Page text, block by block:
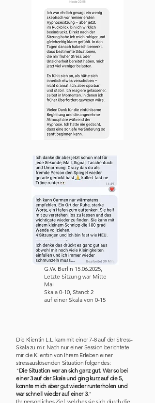
Ich kann die Hypnose bei Carmen
jedem empfehlen, der sich auf eine
innere Reise begeben und tiefere
Themen für sich bearbeiten möchte.
Ihre professionelle und einfühlsame
Art schafft eine sichere Umgebung, in
der man sich öffnen und neue
Perspektiven entwickeln kann.
Vielen Dank, liebe Carmen, für diese
wertvolle Erfahrung!
N.B.  Berlin 09.03.2025
G.W. Berlin 15.06.2025,
Letzte Sitzung war Mitte
Mai
Skala 0-10, Stand: 2
auf einer Skala von 0-15
Die Klientin L.L. kam mit einer 7-8 auf der Stress-
Skala zu mir. Nach nur einer Session berichtete
mir die Klientin von Ihrem Erleben einer
stressauslösenden Situation folgendes:
"Die Situation war an sich ganz gut. War so bei
einer 3 auf der Skala und ging kurz auf die 5,
konnte mich aber gut wieder runterholen und
war schnell wieder auf einer 3."
Ihr persönliches Ziel, welches sie sich durch die